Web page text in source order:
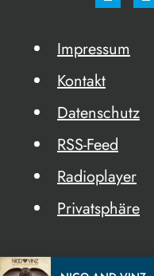
Impressum
Kontakt
Datenschutz
RSS-Feed
Radioplayer
Privatsphäre